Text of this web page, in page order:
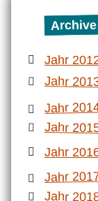
Archive
Jahr
Jahr
Jahr
Jahr
Jahr
Jahr
Jahr